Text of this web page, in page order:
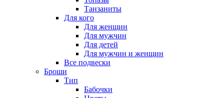
Танзаниты
Для кого
Для женщин
Для мужчин
Для детей
Для мужчин и женщин
Все подвески
Броши
Тип
Бабочки